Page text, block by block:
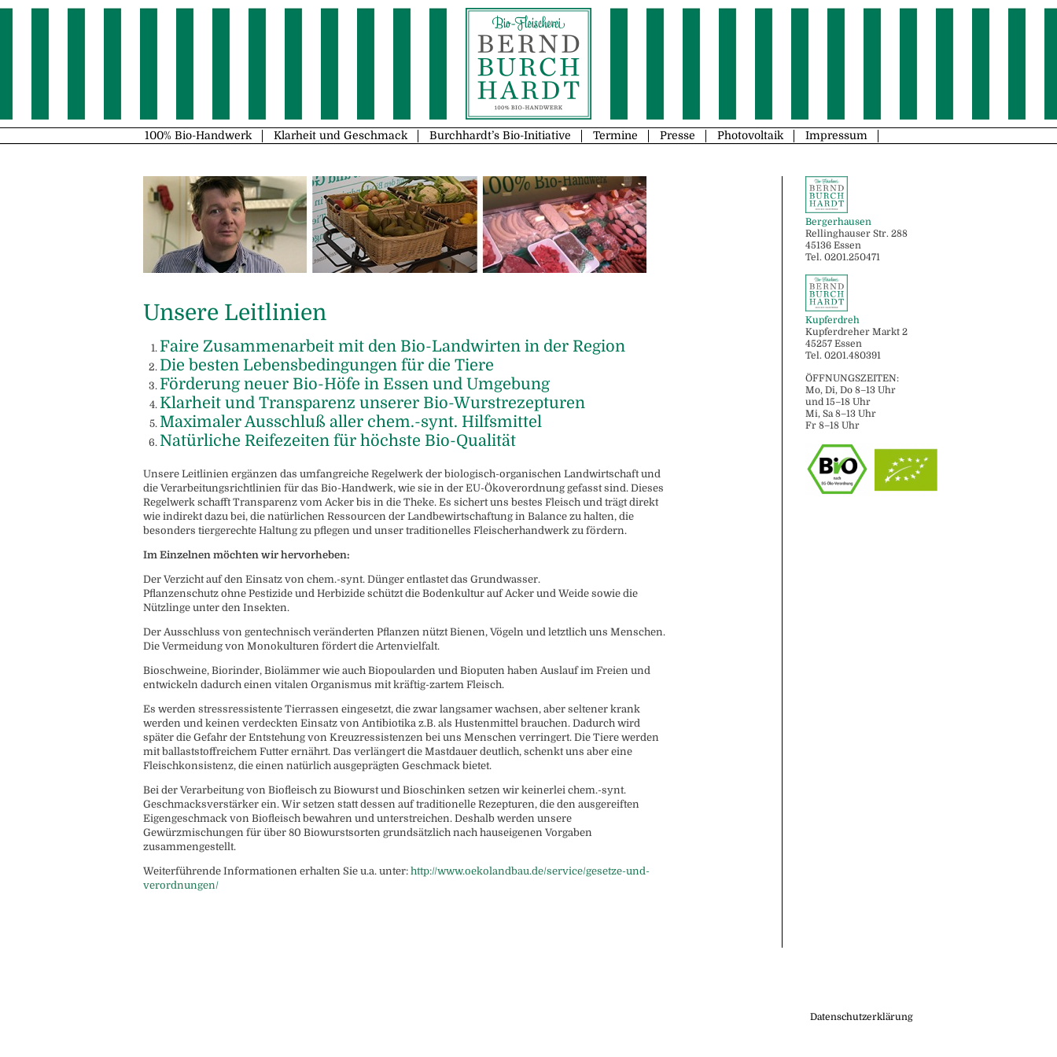
100% Bio-Handwerk Klarheit und Geschmack Burchhardt’s Bio-Initiative Termine Presse Photovoltaik Impressum
Unsere Leitlinien
Faire Zusammenarbeit mit den Bio-Landwirten in der Region
Die besten Lebensbedingungen für die Tiere
Förderung neuer Bio-Höfe in Essen und Umgebung
Klarheit und Transparenz unserer Bio-Wurstrezepturen
Maximaler Ausschluß aller chem.-synt. Hilfsmittel
Natürliche Reifezeiten für höchste Bio-Qualität
Unsere Leitlinien ergänzen das umfangreiche Regelwerk der biologisch-organischen Landwirtschaft und
die Verarbeitungsrichtlinien für das Bio-Handwerk, wie sie in der EU-Ökoverordnung gefasst sind. Dieses
Regelwerk schafft Transparenz vom Acker bis in die Theke. Es sichert uns bestes Fleisch und trägt direkt
wie indirekt dazu bei, die natürlichen Ressourcen der Landbewirtschaftung in Balance zu halten, die
besonders tiergerechte Haltung zu pflegen und unser traditionelles Fleischerhandwerk zu fördern.
Im Einzelnen möchten wir hervorheben:
Der Verzicht auf den Einsatz von chem.-synt. Dünger entlastet das Grundwasser.
Pflanzenschutz ohne Pestizide und Herbizide schützt die Bodenkultur auf Acker und Weide sowie die
Nützlinge unter den Insekten.
Der Ausschluss von gentechnisch veränderten Pflanzen nützt Bienen, Vögeln und letztlich uns Menschen.
Die Vermeidung von Monokulturen fördert die Artenvielfalt.
Bioschweine, Biorinder, Biolämmer wie auch Biopoularden und Bioputen haben Auslauf im Freien und
entwickeln dadurch einen vitalen Organismus mit kräftig-zartem Fleisch.
Es werden stressressistente Tierrassen eingesetzt, die zwar langsamer wachsen, aber seltener krank
werden und keinen verdeckten Einsatz von Antibiotika z.B. als Hustenmittel brauchen. Dadurch wird
später die Gefahr der Entstehung von Kreuzressistenzen bei uns Menschen verringert. Die Tiere werden
mit ballaststoffreichem Futter ernährt. Das verlängert die Mastdauer deutlich, schenkt uns aber eine
Fleischkonsistenz, die einen natürlich ausgeprägten Geschmack bietet.
Bei der Verarbeitung von Biofleisch zu Biowurst und Bioschinken setzen wir keinerlei chem.-synt.
Geschmacksverstärker ein. Wir setzen statt dessen auf traditionelle Rezepturen, die den ausgereiften
Eigengeschmack von Biofleisch bewahren und unterstreichen. Deshalb werden unsere
Gewürzmischungen für über 80 Biowurstsorten grundsätzlich nach hauseigenen Vorgaben
zusammengestellt.
Weiterführende Informationen erhalten Sie u.a. unter: http://www.oekolandbau.de/service/gesetze-und-
verordnungen/
Bergerhausen
Rellinghauser Str. 288
45136 Essen
Tel. 0201.250471
Kupferdreh
Kupferdreher Markt 2
45257 Essen
Tel. 0201.480391
ÖFFNUNGSZEITEN:
Mo, Di, Do 8–13 Uhr
und 15–18 Uhr
Mi, Sa 8–13 Uhr
Fr 8–18 Uhr
Datenschutzerklärung